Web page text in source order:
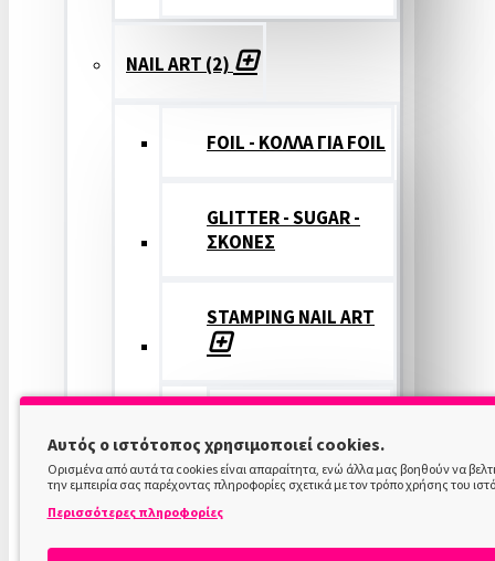
NAIL ART (2)
FOIL - ΚΟΛΛΑ ΓΙΑ FOIL
GLITTER - SUGAR -
ΣΚΟΝΕΣ
STAMPING NAIL ART
COLOR
ΝΥΧΙΩΝ
Αυτός ο ιστότοπος χρησιμοποιεί cookies.
Ορισμένα από αυτά τα cookies είναι απαραίτητα, ενώ άλλα μας βοηθούν να
την εμπειρία σας παρέχοντας πληροφορίες σχετικά με τον τρόπο χρήσης του
Περισσότερες πληροφορίες